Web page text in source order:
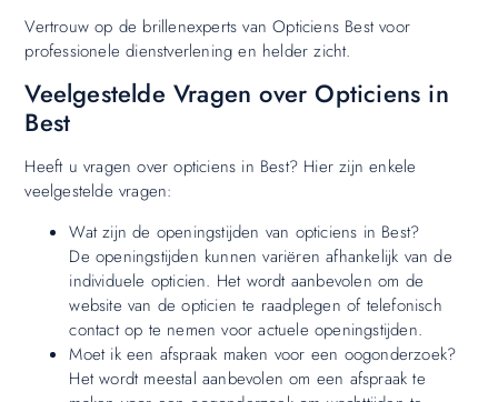
Vertrouw op de brillenexperts van Opticiens Best voor
professionele dienstverlening en helder zicht.
Veelgestelde Vragen over Opticiens in
Best
Heeft u vragen over opticiens in Best? Hier zijn enkele
veelgestelde vragen:
Wat zijn de openingstijden van opticiens in Best?
De openingstijden kunnen variëren afhankelijk van de
individuele opticien. Het wordt aanbevolen om de
website van de opticien te raadplegen of telefonisch
contact op te nemen voor actuele openingstijden.
Moet ik een afspraak maken voor een oogonderzoek?
Het wordt meestal aanbevolen om een afspraak te